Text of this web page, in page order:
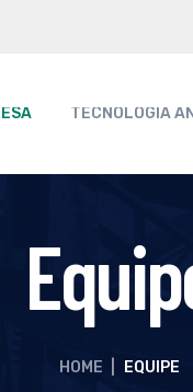
TECNOLOGIA
HOME EQUIPE